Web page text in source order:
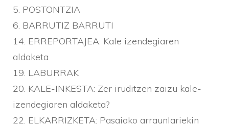
5. POSTONTZIA
6. BARRUTIZ BARRUTI
14. ERREPORTAJEA: Kale izendegiaren
aldaketa
19. LABURRAK
20. KALE-INKESTA: Zer iruditzen zaizu kale-
izendegiaren aldaketa?
22. ELKARRIZKETA: Pasaiako arraunlariekin